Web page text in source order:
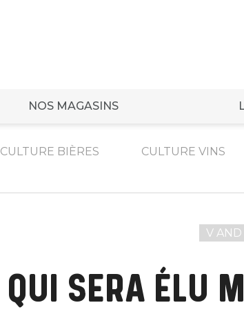
NOS MAGASINS
CULTURE BIÈRES CULTURE VINS
V AND
QUI SERA ÉLU